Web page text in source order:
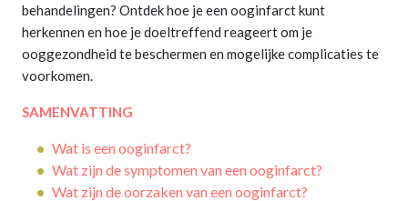
behandelingen? Ontdek hoe je een ooginfarct kunt
herkennen en hoe je doeltreffend reageert om je
ooggezondheid te beschermen en mogelijke complicaties te
voorkomen.
SAMENVATTING
Wat is een ooginfarct?
Wat zijn de symptomen van een ooginfarct?
Wat zijn de oorzaken van een ooginfarct?